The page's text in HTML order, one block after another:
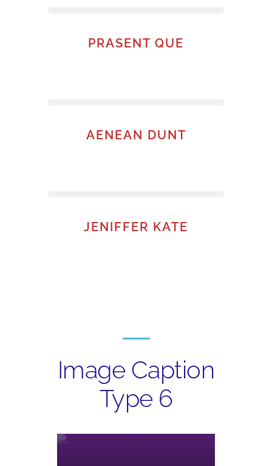
PRASENT QUE
AENEAN DUNT
JENIFFER KATE
Image Caption
Type 6